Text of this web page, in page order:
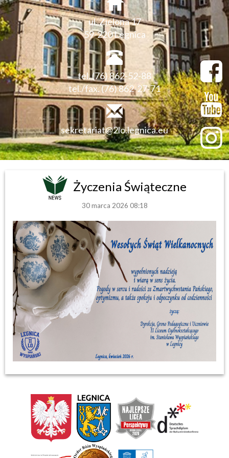
ul. Zielona 17
59-220 Legnica
tel. (76) 862-52-88
tel./fax. (76) 862-27-71
sekretariat@2lo.legnica.eu
Życzenia Świąteczne
30 marca 2026 08:18